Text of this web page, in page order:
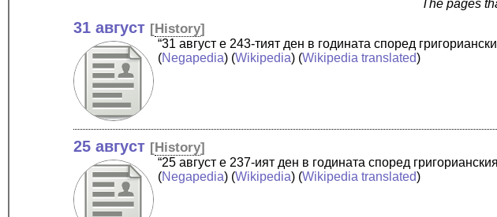
The pages
31 август [History]
“31 август е 243-тият ден в годината според
(Negapedia) (Wikipedia) (Wikipedia translated)
25 август [History]
“25 август е 237-ият ден в годината според
(Negapedia) (Wikipedia) (Wikipedia translated)